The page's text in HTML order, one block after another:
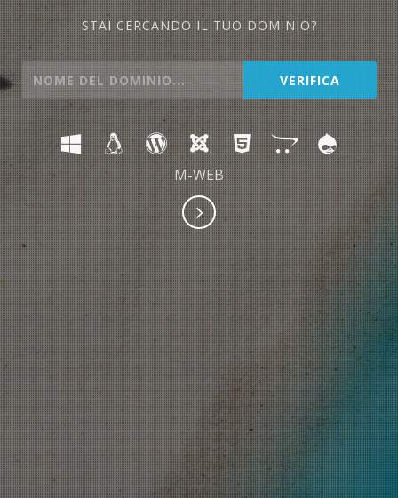
STAI CERCANDO IL TUO DOMINIO?
M-WEB